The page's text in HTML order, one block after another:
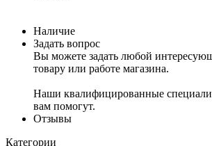
Наличие
Задать вопрос
Вы можете задать любой
товару или работе магазина.
Наши квалифицированные
вам помогут.
Отзывы
Категории